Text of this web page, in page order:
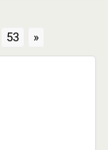
53 »